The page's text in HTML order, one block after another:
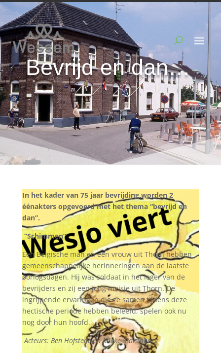
Bevrijd en dan…
In het kader van 75 jaar bevrijding worden 2
éénakters opgevoerd met het thema “bevrijd en
dan”.
“Schimmen”
Een Belgische man en een vrouw uit Thorn hebben
gemeenschappelijke herinneringen aan de laatste
oorlogsdagen. Hij was soldaat in het leger van de
bevrijders en zij een jong meisje uit Thorn. De
ingrijpende ervaringen die ze samen tijdens deze
hectische periode hebben beleefd, spelen ook nu
nog door hun hoofd.
Acteurs: Ben Hofstede en Mieke Stakenborg